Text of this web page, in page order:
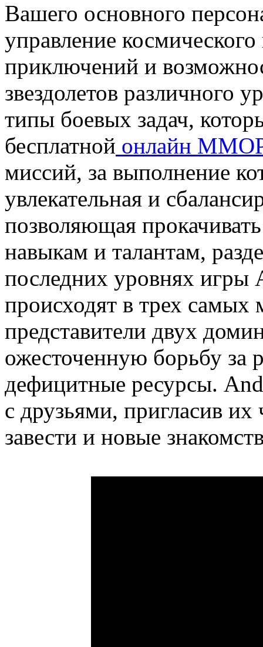
Вашего основного
управление
приключений и
звездолетов различного
типы боевых задач,
бесплатной онлайн
миссий, за выполнение
увлекательная и
позволяющая
навыкам и талантам,
последних уровнях игры
происходят в трех самых
представители двух
ожесточенную борьбу за
дефицитные ресурсы.
с друзьями, пригласив
завести и новые